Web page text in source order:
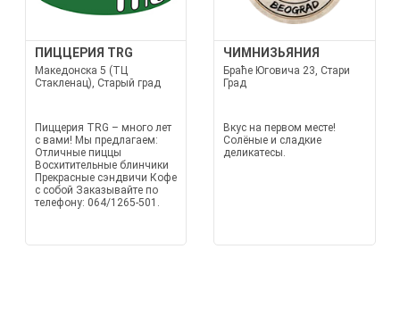
ПИЦЦЕРИЯ TRG
Македонска 5 (ТЦ
Стакленац), Старый град
Пиццерия TRG – много лет
с вами! Мы предлагаем:
Отличные пиццы
Восхитительные блинчики
Прекрасные сэндвичи Кофе
с собой Заказывайте по
телефону: 064/1265-501.
ЧИМНИЗЬЯНИЯ
Браће Юговича 23, Стари
Град
Вкус на первом месте!
Солёные и сладкие
деликатесы.